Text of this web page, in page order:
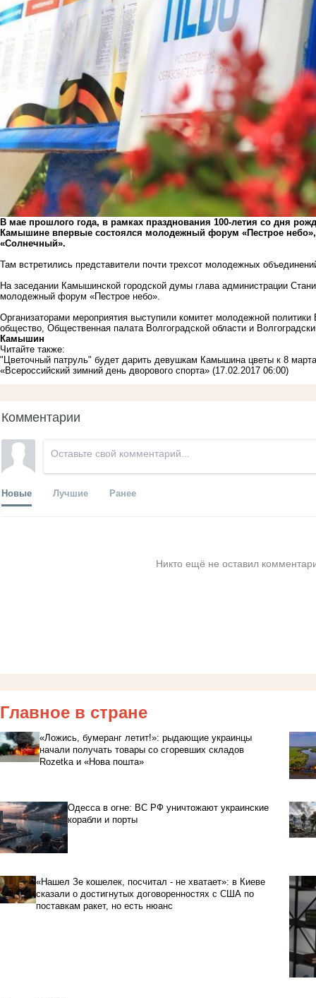
В мае прошлого года, в рамках празднования 100-летия со дня
Камышине впервые состоялся молодежный форум «Пестрое
«Солнечный».
Там встретились представители почти трехсот молодежных
На заседании Камышинской городской думы глава администрации
молодежный форум «Пестрое небо».
Организаторами мероприятия выступили комитет молодежной политики
общество, Общественная палата Волгоградской области и
Камышин
Читайте также:
"Цветочный патруль" будет дарить девушкам Камышина цветы к 8 марта
«Всероссийский зимний день дворового спорта» (17.02.2017 06:00)
Комментарии
Новые Лучшие Ранее
Никто ещё не оставил
Главное в стране
«Ложись, бумеранг летит!»: рыдающие украинцы
начали получать товары со сгоревших складов
Rozetka и «Нова пошта»
Одесса в огне: ВС РФ уничтожают украинские
корабли и порты
«Нашел Зе кошелек, посчитал - не хватает»: в Киеве
сказали о достигнутых договоренностях с США по
поставкам ракет, но есть нюанс